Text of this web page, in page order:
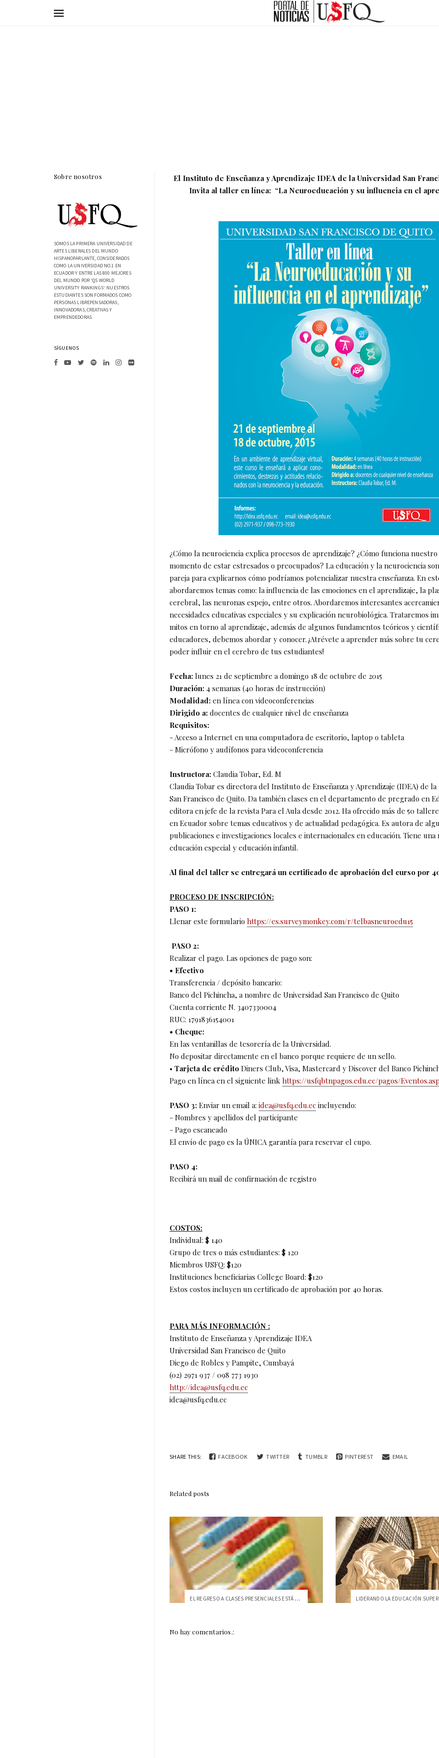
El Instituto de Enseñanza y Aprendizaje IDEA de la Universidad San
Invita al taller en línea: “La Neuroeducación y su influencia en el
¿Cómo la neurociencia explica procesos de aprendizaje? ¿Cómo funciona
momento de estar estresados o preocupados? La educación y la neurociencia
pareja para explicarnos cómo podríamos potencializar nuestra enseñanza. En
abordaremos temas como: la influencia de las emociones en el aprendizaje, la
cerebral, las neuronas espejo, entre otros. Abordaremos interesantes
necesidades educativas especiales y su explicación neurobiológica. Trataremos
mitos en torno al aprendizaje, además de algunos fundamentos teóricos y
educadores, debemos abordar y conocer. ¡Atrévete a aprender más sobre tu
poder influir en el cerebro de tus estudiantes!
Fecha: lunes 21 de septiembre a domingo 18 de octubre de 2015
Duración: 4 semanas (40 horas de instrucción)
Modalidad: en línea con videoconferencias
Dirigido a: docentes de cualquier nivel de enseñanza
Requisitos:
-Acceso a Internet en una computadora de escritorio, laptop o tableta
- Micrófono y audífonos para videoconferencia
Instructora: Claudia Tobar, Ed. M
Claudia Tobar es directora del Instituto de Enseñanza y Aprendizaje (IDEA) de la
San Francisco de Quito. Da también clases en el departamento de pregrado en
editora en jefe de la revista Para el Aula desde 2012. Ha ofrecido más de 50
en Ecuador sobre temas educativos y de actualidad pedagógica. Es autora de
publicaciones e investigaciones locales e internacionales en educación. Tiene
educación especial y educación infantil.
Al final del taller se entregará un certificado de aprobación del curso por
PROCESO DE INSCRIPCIÓN:
PASO 1:
Llenar este formulario https://es.surveymonkey.com/r/telbasneuroedu15
PASO 2:
Realizar el pago. Las opciones de pago son:
• Efectivo
Transferencia / depósito bancario:
Banco del Pichincha, a nombre de Universidad San Francisco de Quito
Cuenta corriente N. 3407330004
RUC: 1791836154001
• Cheque:
En las ventanillas de tesorería de la Universidad.
No depositar directamente en el banco porque requiere de un sello.
• Tarjeta de crédito Diners Club, Visa, Mastercard y Discover del Banco
Pago en línea en el siguiente link https://usfqbtnpagos.edu.ec/pagos/
PASO 3: Enviar un email a: idea@usfq.edu.ec incluyendo:
- Nombres y apellidos del participante
- Pago escaneado
El envío de pago es la ÚNICA garantía para reservar el cupo.
PASO 4:
Recibirá un mail de confirmación de registro
COSTOS:
Individual: $ 140
Grupo de tres o más estudiantes: $ 120
Miembros USFQ: $120
Instituciones beneficiarias College Board: $120
Estos costos incluyen un certificado de aprobación por 40 horas.
PARA MÁS INFORMACIÓN :
Instituto de Enseñanza y Aprendizaje IDEA
Universidad San Francisco de Quito
Diego de Robles y Pampite, Cumbayá
(02) 2971 937 / 098 773 1930
http://idea@usfq.edu.ec
idea@usfq.edu.ec
SHARE THIS: FACEBOOK TWITTER TUMBLR PINTEREST EMAIL
Related posts
EL REGRESO A CLASES PRESENCIALES ESTÁ E...
No hay comentarios.:
Sobre nosotros
SOMOS LA PRIMERA UNIVERSIDAD DE
ARTES LIBERALES DEL MUNDO
HISPANOPARLANTE, CONSIDERADOS
COMO LA UNIVERSIDAD NO.1 EN
ECUADOR Y ENTRE LAS 800 MEJORES
DEL MUNDO POR 'QS WORLD
UNIVERSITY RANKINGS'. NUESTROS
ESTUDIANTES SON FORMADOS COMO
PERSONAS LIBREPENSADORAS,
INNOVADORAS, CREATIVAS Y
EMPRENDEDORAS.
SÍGUENOS